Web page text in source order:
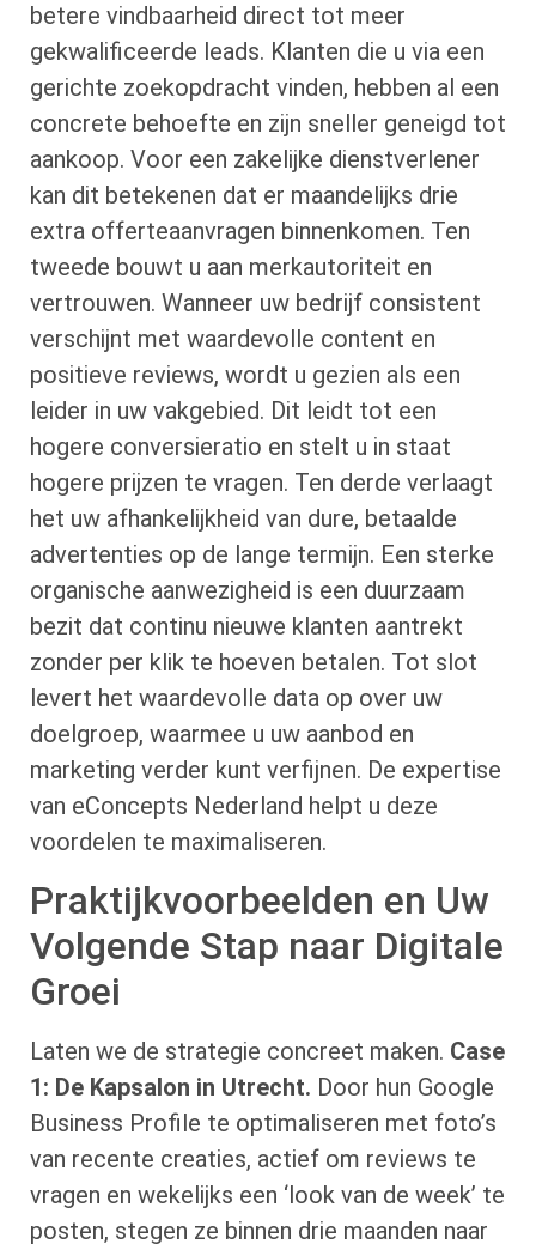
betere vindbaarheid direct tot meer
gekwalificeerde leads. Klanten die u via een
gerichte zoekopdracht vinden, hebben al een
concrete behoefte en zijn sneller geneigd tot
aankoop. Voor een zakelijke dienstverlener
kan dit betekenen dat er maandelijks drie
extra offerteaanvragen binnenkomen. Ten
tweede bouwt u aan merkautoriteit en
vertrouwen. Wanneer uw bedrijf consistent
verschijnt met waardevolle content en
positieve reviews, wordt u gezien als een
leider in uw vakgebied. Dit leidt tot een
hogere conversieratio en stelt u in staat
hogere prijzen te vragen. Ten derde verlaagt
het uw afhankelijkheid van dure, betaalde
advertenties op de lange termijn. Een sterke
organische aanwezigheid is een duurzaam
bezit dat continu nieuwe klanten aantrekt
zonder per klik te hoeven betalen. Tot slot
levert het waardevolle data op over uw
doelgroep, waarmee u uw aanbod en
marketing verder kunt verfijnen. De expertise
van eConcepts Nederland helpt u deze
voordelen te maximaliseren.
Praktijkvoorbeelden en Uw
Volgende Stap naar Digitale
Groei
Laten we de strategie concreet maken. Case
1: De Kapsalon in Utrecht. Door hun Google
Business Profile te optimaliseren met foto’s
van recente creaties, actief om reviews te
vragen en wekelijks een ‘look van de week’ te
posten, stegen ze binnen drie maanden naar